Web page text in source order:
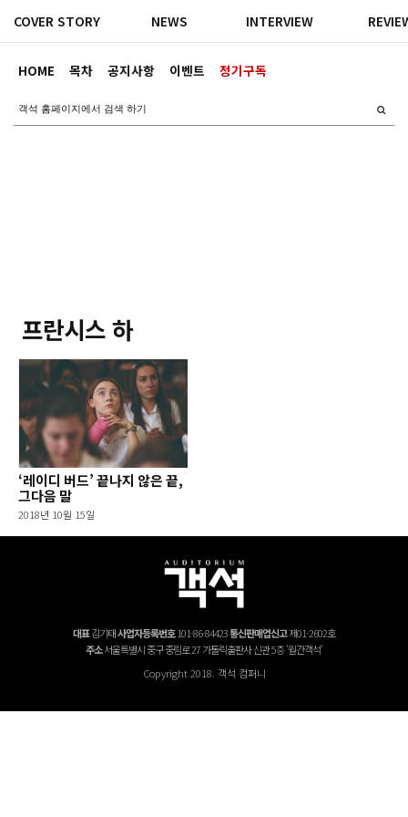
HOME 목차 공지사항 이벤트 정기구독
COVER STORY NEWS INTERVIEW
프란시스 하
‘레이디 버드’ 끝나지 않은 끝,
그다음 말
2018년 10월 15일
대표김기태사업자등록번호101-86-84423통신판매업신고제01-2602호
주소서울특별시 중구 중림로 27 가톨릭출판사 신관 5층 '월간객석'
Copyright 2018. 객석 컴퍼니